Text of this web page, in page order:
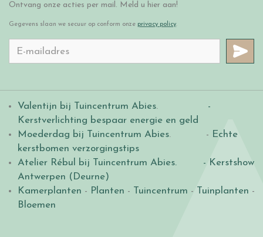
Ontvang onze acties per mail. Meld u hier aan!
Gegevens slaan we secuur op conform onze privacy policy.
Valentijn bij Tuincentrum Abies.
-
Kerstverlichting bespaar energie en geld
Moederdag bij Tuincentrum Abies. - Echte
kerstbomen verzorgingstips
Atelier Rébul bij Tuincentrum Abies.
- Kerstshow
Antwerpen (Deurne)
Kamerplanten - Planten - Tuincentrum - Tuinplanten -
Bloemen